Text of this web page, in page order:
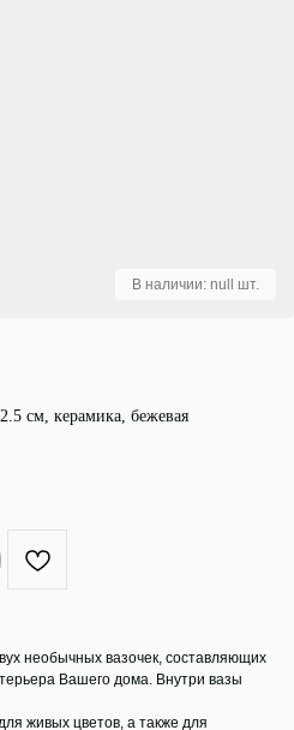
см, керамика, бежевая
необычных вазочек, составляющих
Вашего дома. Внутри вазы
живых цветов, а также для